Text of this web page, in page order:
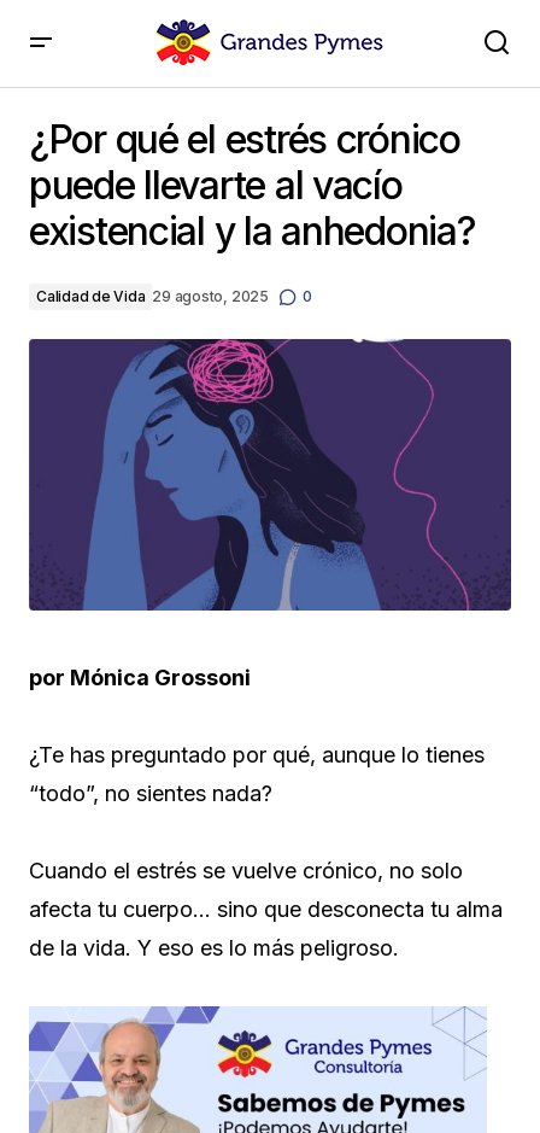
existencial y la anhedonia?
¿Por qué el estrés crónico
puede llevarte al vacío
existencial y la anhedonia?
Calidad de Vida 29 agosto, 2025 0
por Mónica Grossoni
¿Te has preguntado por qué, aunque lo tienes
“todo”, no sientes nada?
Cuando el estrés se vuelve crónico, no solo
afecta tu cuerpo… sino que desconecta tu alma
de la vida. Y eso es lo más peligroso.